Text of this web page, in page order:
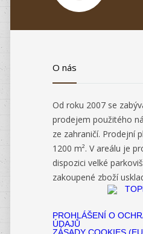
O nás
Od roku 2007 se
prodejem použitého
ze zahraničí. Prodejní
1200 m². V areálu je
dispozici velké
zakoupené zboží
PROHLÁŠENÍ O
ÚDAJŮ